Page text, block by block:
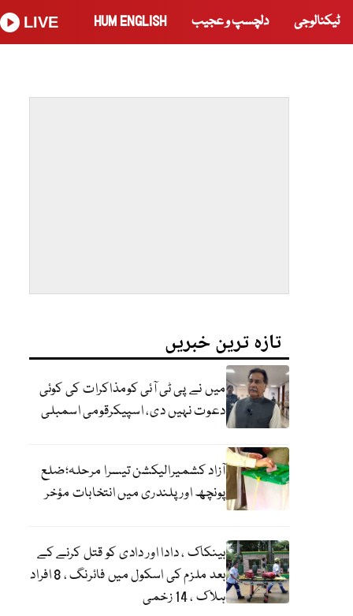
ٹیکنالوجی دلچسپ و عجیب HUM ENGLISH
LIVE
تازہ ترین خبریں
میں نے پی ٹی آئی کومذاکرات کی کوئی
دعوت نہیں دی، اسپیکرقومی اسمبلی
آزاد کشمیرالیکشن تیسرا مرحلہ؛ضلع
پونچھ اور پلندری میں انتخابات مؤخر
بینکاک ، دادا اور دادی کو قتل کرنے کے
بعد ملزم کی اسکول میں فائرنگ ، 8 افراد
ہلاک ، 14 زخمی